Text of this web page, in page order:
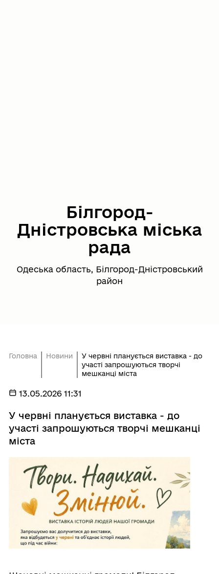
Білгород-
Дністровська міська
рада
Одеська область, Білгород-Дністровський
район
Головна Новини
У червні планується виставка - до
участі запрошуються творчі
мешканці міста
13.05.2026 11:31
У червні планується виставка - до
участі запрошуються творчі мешканці
міста